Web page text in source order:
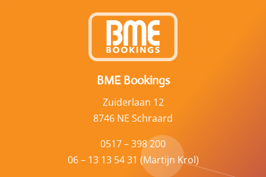
BME Bookings
Zuiderlaan 12
8746 NE Schraard
0517 – 398 200
06 – 13 13 54 31 (Martijn Krol)